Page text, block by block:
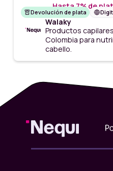
Hasta 7% de
Devolución de plata
Walaky
Productos
Colombia para
cabello.